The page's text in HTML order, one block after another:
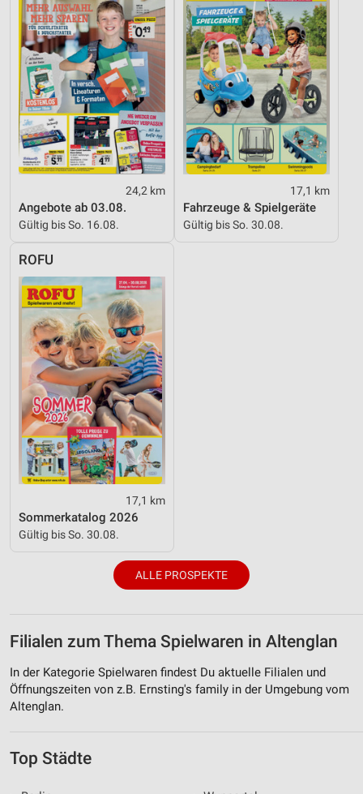
24,2 km
Angebote ab 03.08.
Gültig bis So. 16.08.
17,1 km
Fahrzeuge & Spielgeräte
Gültig bis So. 30.08.
ROFU
17,1 km
Sommerkatalog 2026
Gültig bis So. 30.08.
ALLE PROSPEKTE
Filialen zum Thema Spielwaren in Altenglan
In der Kategorie Spielwaren findest Du aktuelle Filialen und
Öffnungszeiten von z.B. Ernsting's family in der Umgebung vom
Altenglan.
Top Städte
Funktional
Werbung